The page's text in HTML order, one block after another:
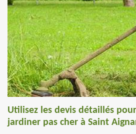
Utilisez les devis détaillés
jardiner pas cher à Saint